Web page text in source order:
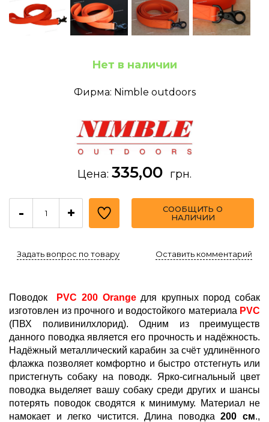
Нет в наличии
Фирма: Nimble outdoors
Цена: 335,00 грн.
- +
СООБЩИТЬ О
НАЛИЧИИ
Задать вопрос по товару Оставить комментарий
Поводок PVC 200 Orange для крупных пород собак
изготовлен из прочного и водостойкого материала PVC
(ПВХ поливинилхлорид). Одним из преимуществ
данного поводка является его прочность и надёжность.
Надёжный металлический карабин за счёт удлинённого
флажка позволяет комфортно и быстро отстегнуть или
пристегнуть собаку на поводк. Ярко-сигнальный цвет
поводка выделяет вашу собаку среди других и шансы
потерять поводок сводятся к минимуму. Материал не
намокает и легко чистится. Длина поводка200 см.,